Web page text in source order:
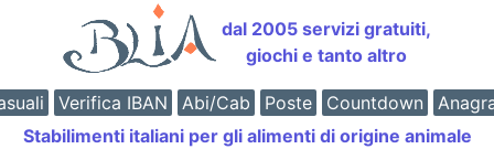
dal 2005 servizi gratuiti,
giochi e tanto altro
Verifica IBAN Abi/Cab Poste Countdown
Stabilimenti italiani per gli alimenti di origine animale